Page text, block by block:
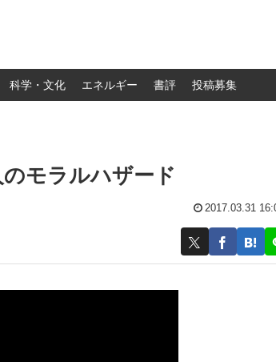
科学・文化 エネルギー 書評 投稿募集
モラルハザード
2017.03.31